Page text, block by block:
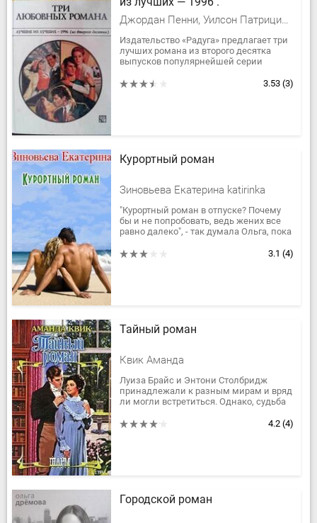
Джордан Пенни, Уилсон Патриция, Гамильтон Диана
Издательство «Радуга» предлагает три
лучших романа из второго десятка
выпусков популярнейшей серии
«лучших из лучших» сделан на...
3.53 (3)
Курортный роман
Зиновьева Екатерина katirinka
"Курортный роман в отпуске? Почему
бы и не попробовать, ведь жених все
равно далеко", - так думала Ольга, пока
ее удивление, когда...
3.1 (4)
Тайный роман
Квик Аманда
Луиза Брайс и Энтони Столбридж
принадлежали к разным мирам и вряд
ли могли встретиться. Однако, судьба
самых неожиданных обстоятельствах...
4.2 (4)
Городской роман